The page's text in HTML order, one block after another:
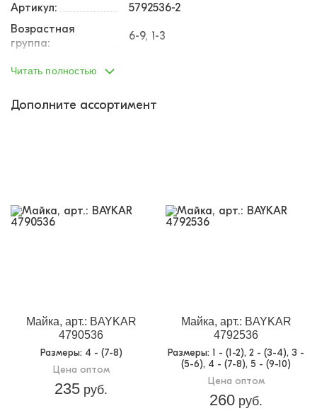
Артикул:
5792536-2
Возрастная
группа:
6-9, 1-3
Возраст от:
1
Размеры:
2 - (3-4)
Читать полностью
Дополните ассортимент
Майка, арт.: BAYKAR
4790536
Размеры: 4 - (7-8)
Цена оптом
235 руб.
Майка, арт.: BAYKAR
4792536
Размеры: 1 - (1-2), 2 - (3-4), 3 -
(5-6), 4 - (7-8), 5 - (9-10)
Цена оптом
260 руб.